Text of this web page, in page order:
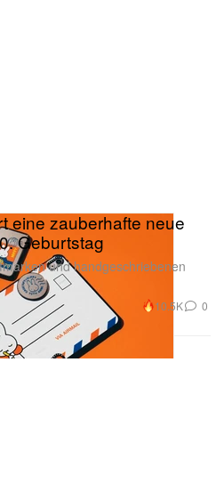
eine zauberhafte neue
Geburtstag
und handgeschriebenen
10.5K 0